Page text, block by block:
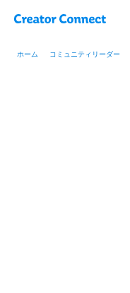
ホーム コミュニティリーダー